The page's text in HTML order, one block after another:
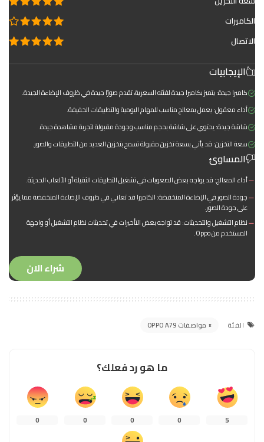
الكاميرات
الاتصال
الإيجابيات
كاميرا جيدة: يتميز بكاميرا جيدة لفئته السعرية، تقدم صورًا جيدة في ظروف الإضاءة الجيدة.
أداء معقول: يعمل بمعالج مناسب للمهام اليومية والتطبيقات الخفيفة.
شاشة جيدة: يحتوي على شاشة بحجم مناسب وجودة مقبولة لتجربة مشاهدة جيدة.
سعة التخزين: قد يأتي بسعة تخزين مقبولة تسمح بتخزين العديد من التطبيقات والصور.
المساوئ
أداء المعالج: قد يواجه بعض الصعوبات في تشغيل التطبيقات الثقيلة أو الألعاب الحديثة.
جودة الصور في الإضاءة المنخفضة: الكاميرا قد تعاني في ظروف الإضاءة المنخفضة مما يؤثر
على جودة الصور.
نظام التشغيل والتحديثات: قد تواجه بعض التأخيرات في تحديثات نظام التشغيل أو واجهة
المستخدم من Oppo.
شراء الان
الفئة مواصفات OPPO A79
ما هو رد فعلك؟
5
0
0
0
0